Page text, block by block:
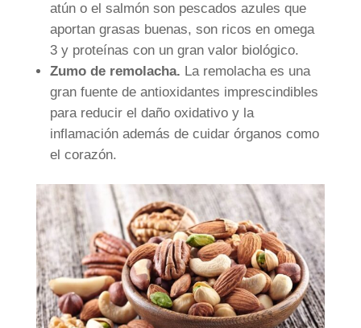
atún o el salmón son pescados azules que
aportan grasas buenas, son ricos en omega
3 y proteínas con un gran valor biológico.
Zumo de remolacha. La remolacha es una
gran fuente de antioxidantes imprescindibles
para reducir el daño oxidativo y la
inflamación además de cuidar órganos como
el corazón.